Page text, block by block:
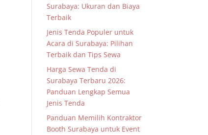
Surabaya: Ukuran dan Biaya
Terbaik
Jenis Tenda Populer untuk
Acara di Surabaya: Pilihan
Terbaik dan Tips Sewa
Harga Sewa Tenda di
Surabaya Terbaru 2026:
Panduan Lengkap Semua
Jenis Tenda
Panduan Memilih Kontraktor
Booth Surabaya untuk Event